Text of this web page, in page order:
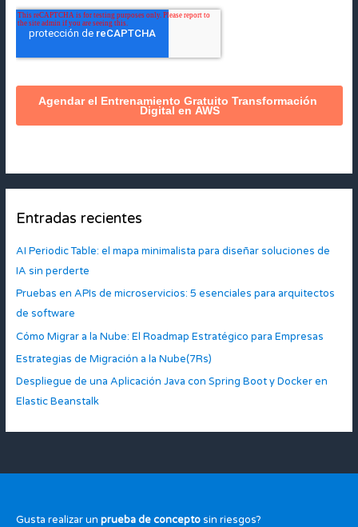
Entradas recientes
AI Periodic Table: el mapa minimalista para diseñar soluciones de
IA sin perderte
Pruebas en APIs de microservicios: 5 esenciales para arquitectos
de software
Cómo Migrar a la Nube: El Roadmap Estratégico para Empresas
Estrategias de Migración a la Nube(7Rs)
Despliegue de una Aplicación Java con Spring Boot y Docker en
Elastic Beanstalk
Gusta realizar un prueba de conceptosin riesgos?